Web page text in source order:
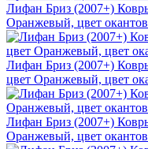
Лифан Бриз (2007+)
Оранжевый, цвет
Лифан Бриз (2007+)
цвет Оранжевый, цвет
Лифан Бриз (2007+)
Оранжевый, цвет